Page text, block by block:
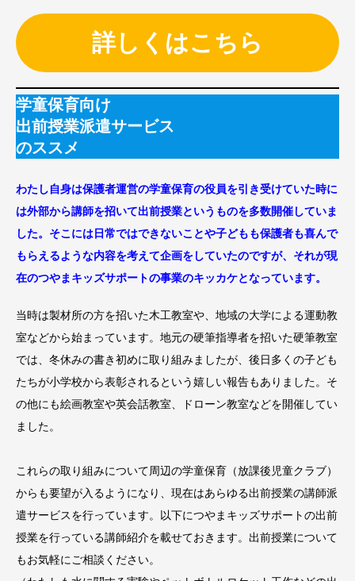
詳しくはこちら
学童保育向け
出前授業派遣サービス
のススメ
わたし自身は保護者運営の学童保育の役員を引き受けていた時に
は外部から講師を招いて出前授業というものを多数開催していま
した。そこには日常ではできないことや子どもも保護者も喜んで
もらえるような内容を考えて企画をしていたのですが、それが現
在のつやまキッズサポートの事業のキッカケとなっています。
当時は製材所の方を招いた木工教室や、地域の大学による運動教
室などから始まっています。地元の硬筆指導者を招いた硬筆教室
では、冬休みの書き初めに取り組みましたが、後日多くの子ども
たちが小学校から表彰されるという嬉しい報告もありました。そ
の他にも絵画教室や英会話教室、ドローン教室などを開催してい
ました。
これらの取り組みについて周辺の学童保育（放課後児童クラブ）
からも要望が入るようになり、現在はあらゆる出前授業の講師派
遣サービスを行っています。以下につやまキッズサポートの出前
授業を行っている講師紹介を載せておきます。出前授業について
もお気軽にご相談ください。